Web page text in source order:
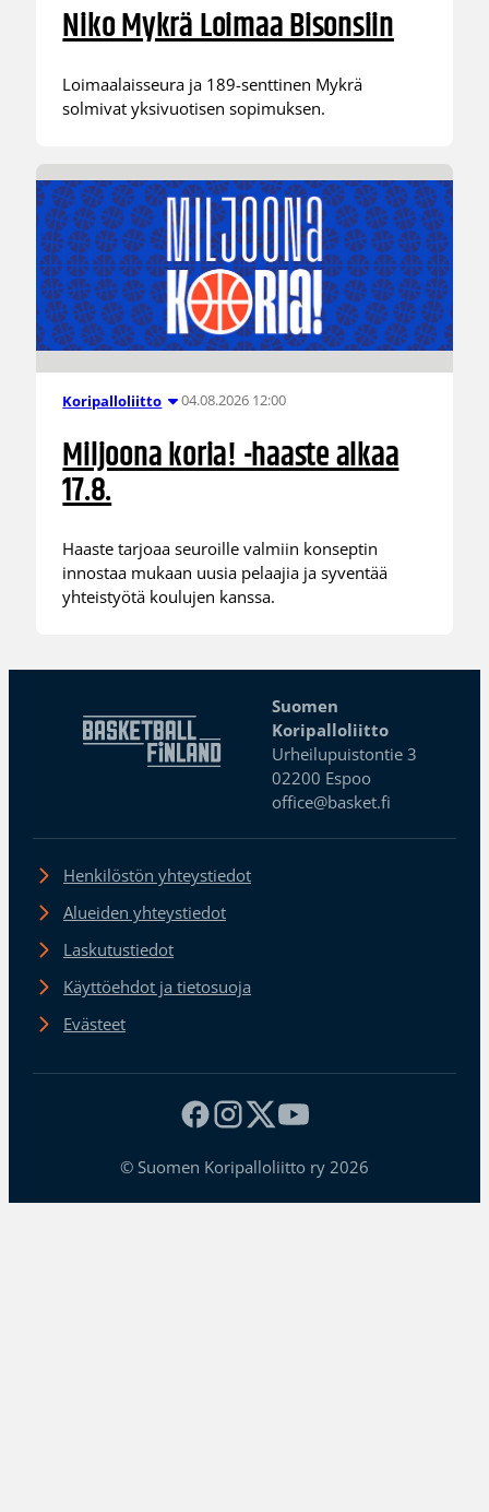
Niko Mykrä Loimaa Bisonsiin
Loimaalaisseura ja 189-senttinen Mykrä
solmivat yksivuotisen sopimuksen.
Koripalloliitto 04.08.2026 12:00
Miljoona koria! -haaste alkaa
17.8.
Haaste tarjoaa seuroille valmiin konseptin
innostaa mukaan uusia pelaajia ja syventää
yhteistyötä koulujen kanssa.
Suomen
Koripalloliitto
Urheilupuistontie 3
02200 Espoo
office@basket.fi
Henkilöstön yhteystiedot
Alueiden yhteystiedot
Laskutustiedot
Käyttöehdot ja tietosuoja
Evästeet
© Suomen Koripalloliitto ry 2026